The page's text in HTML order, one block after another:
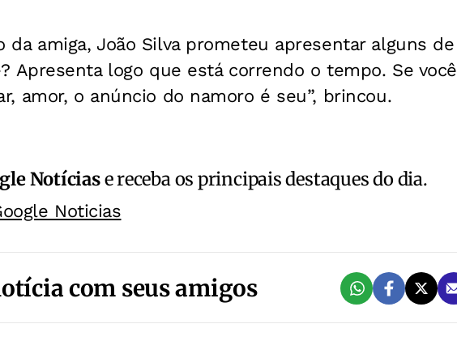
da amiga, João Silva prometeu apresentar alguns de
Apresenta logo que está correndo o tempo. Se você
amor, o anúncio do namoro é seu”, brincou.
Notíciase receba os principais destaques do dia.
Noticias
com seus amigos